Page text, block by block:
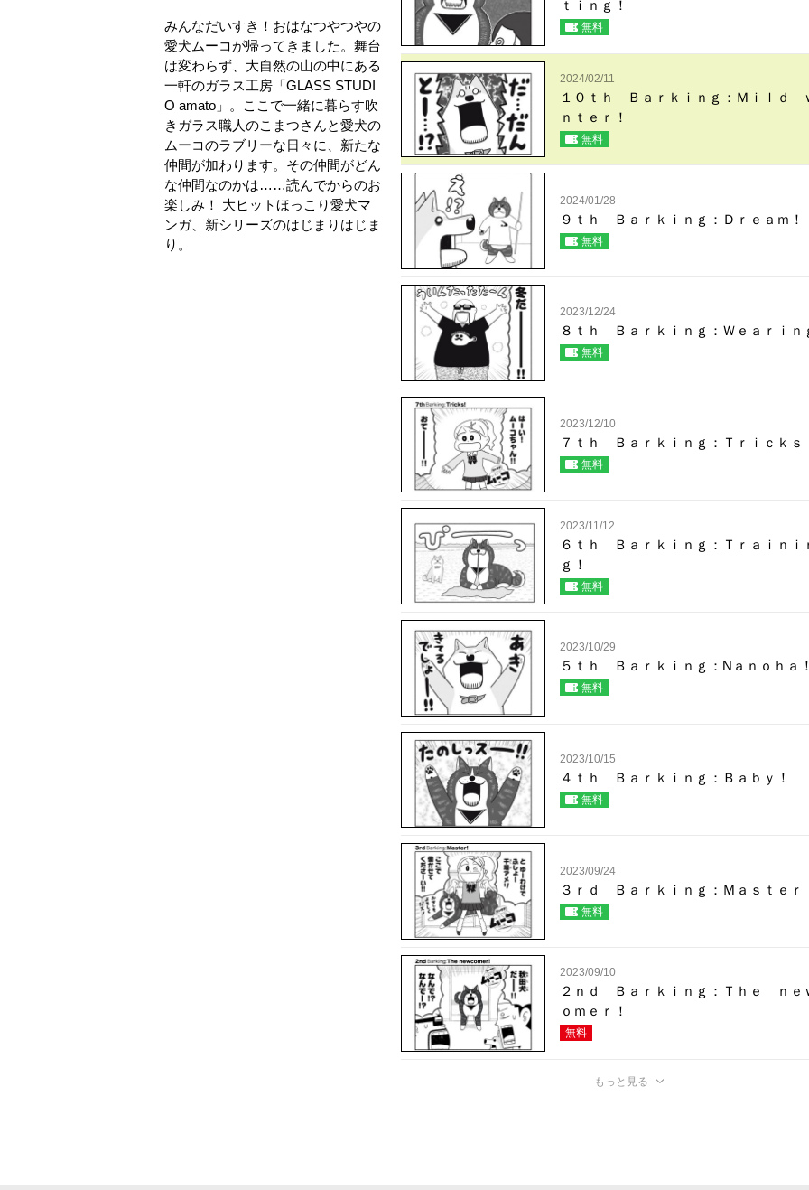
みんなだいすき！おはなつやつやの
愛犬ムーコが帰ってきました。舞台
は変わらず、大自然の山の中にある
一軒のガラス工房「GLASS STUDI
O amato」。ここで一緒に暮らす吹
きガラス職人のこまつさんと愛犬の
ムーコのラブリーな日々に、新たな
仲間が加わります。その仲間がどん
な仲間なのかは……読んでからのお
楽しみ！ 大ヒットほっこり愛犬マ
ンガ、新シリーズのはじまりはじま
り。
ｔｉｎｇ！
無料
2024/02/11
１０ｔｈ Ｂａｒｋｉｎｇ：Ｍｉｌｄ
ｎｔｅｒ！
無料
2024/01/28
９ｔｈ Ｂａｒｋｉｎｇ：Ｄｒｅａｍ！
無料
2023/12/24
８ｔｈ Ｂａｒｋｉｎｇ：Ｗｅａｒｉｎ
無料
2023/12/10
７ｔｈ Ｂａｒｋｉｎｇ：Ｔｒｉｃｋｓ
無料
2023/11/12
６ｔｈ Ｂａｒｋｉｎｇ：Ｔｒａｉｎｉ
ｇ！
無料
2023/10/29
５ｔｈ Ｂａｒｋｉｎｇ：Nａｎｏｈａ
無料
2023/10/15
４ｔｈ Ｂａｒｋｉｎｇ：Ｂａｂｙ！
無料
2023/09/24
３ｒｄ Ｂａｒｋｉｎｇ：Ｍａｓｔｅｒ
無料
2023/09/10
２ｎｄ Ｂａｒｋｉｎｇ：Ｔｈｅ ｎｅ
ｏｍｅｒ！
無料
もっと見る